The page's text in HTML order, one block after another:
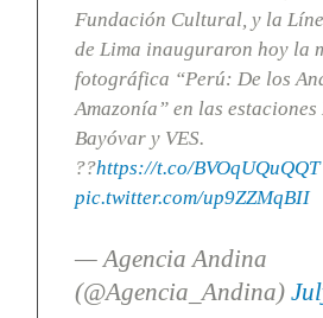
Fundación Cultural, y la
de Lima inauguraron hoy la
fotográfica “Perú: De los
Amazonía” en las
Bayóvar y VES.
??https://t.co/BVOqUQuQQT
pic.twitter.com/up9ZZMqBII
— Agencia Andina
(@Agencia_Andina)